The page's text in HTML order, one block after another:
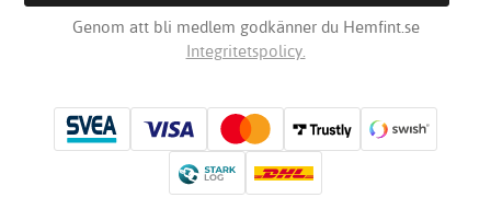
Genom att bli medlem godkänner du Hemfint.se
Integritetspolicy.